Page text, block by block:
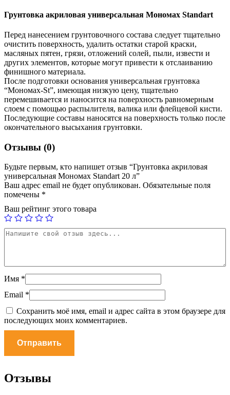
Грунтовка акриловая универсальная Мономах Standart
Перед нанесением грунтовочного состава следует тщательно
очистить поверхность, удалить остатки старой краски,
масляных пятен, грязи, отложений солей, пыли, извести и
других элементов, которые могут привести к отслаиванию
финишного материала.
После подготовки основания универсальная грунтовка
“Мономах-St”, имеющая низкую цену, тщательно
перемешивается и наносится на поверхность равномерным
слоем с помощью распылителя, валика или флейцевой кисти.
Последующие составы наносятся на поверхность только после
окончательного высыхания грунтовки.
Отзывы (0)
Будьте первым, кто напишет отзыв “Грунтовка акриловая
универсальная Мономах Standart 20 л”
Ваш адрес email не будет опубликован. Обязательные поля
помечены *
Ваш рейтинг этого товара
Имя *
Email *
Сохранить моё имя, email и адрес сайта в этом браузере для
последующих моих комментариев.
Отзывы